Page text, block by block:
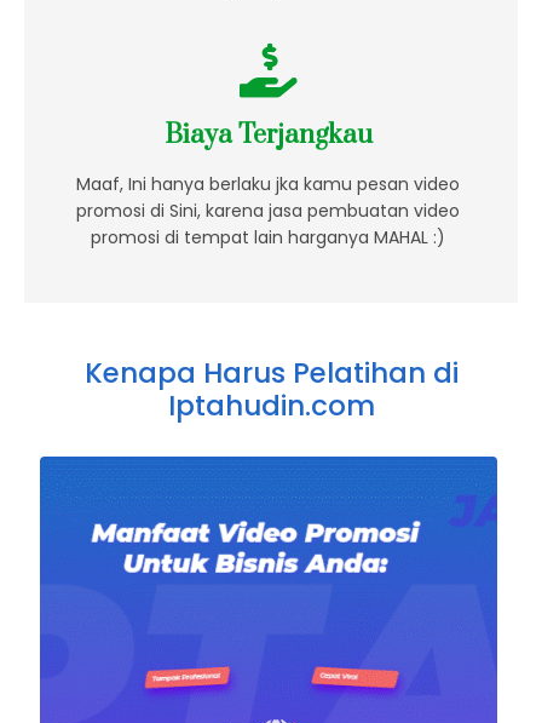
Biaya Terjangkau
Maaf, Ini hanya berlaku jka kamu pesan video
promosi di Sini, karena jasa pembuatan video
promosi di tempat lain harganya MAHAL :)
Kenapa Harus Pelatihan di
Iptahudin.com